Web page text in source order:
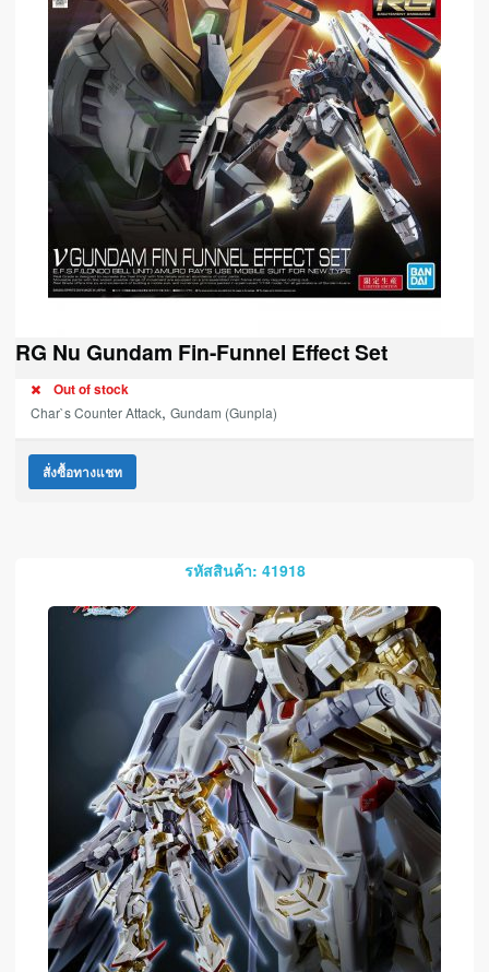
RG Nu Gundam Fin-Funnel Effect Set
Out of stock
Char`s Counter Attack, Gundam (Gunpla)
สั่งซื้อทางแชท
รหัสสินค้า: 41918